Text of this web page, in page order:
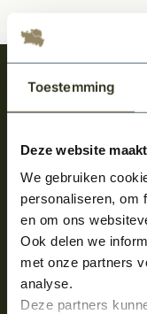
Toestemming
Deze website
We gebruiken
personaliseren, om
en om ons
Ook delen we
met onze partners
analyse.
Deze partners
Meld je aan en
over onze
Aanmelden voor de